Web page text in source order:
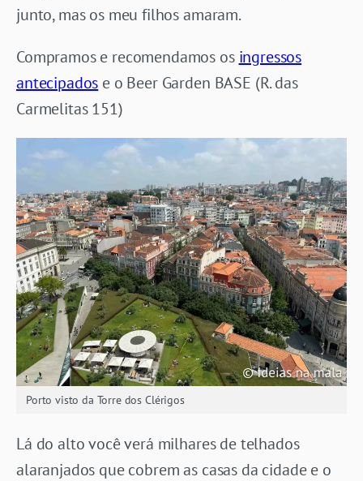
junto, mas os meu filhos amaram.
Compramos e recomendamos os ingressos
antecipados e o Beer Garden BASE (R. das
Carmelitas 151)
Porto visto da Torre dos Clérigos
Lá do alto você verá milhares de telhados
alaranjados que cobrem as casas da cidade e o